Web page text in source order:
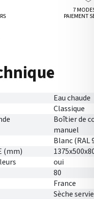
7
PAIEMENT
Eau chaude
Classique
Boîtier de
manuel
Blanc (RAL
(mm)
oui
80
France
Sèche